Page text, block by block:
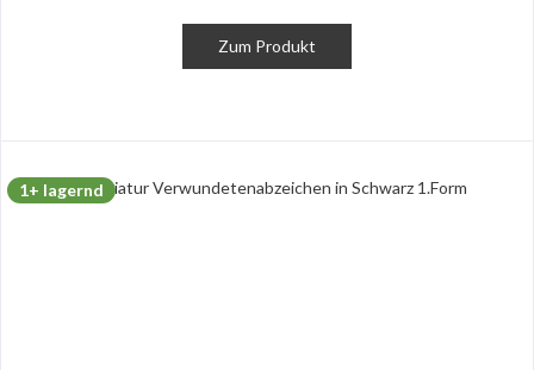
Zum Produkt
1+ lagernd